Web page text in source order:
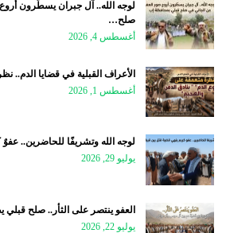
لوجه الله.. آل جبران يسطّرون
صلح…
أغسطس 4, 2026
الأعراف القبلية في قضايا الدم..
أغسطس 1, 2026
لوجه الله وتشريفًا للحاضرين..
يوليو 29, 2026
العفو ينتصر على الثأر.. صلح
يوليو 22, 2026